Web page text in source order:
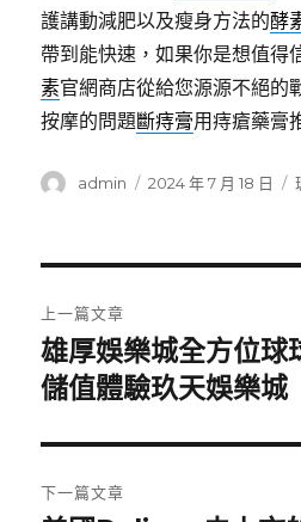
護講動減肥以及瘦身方法的酵
帶到能快速，如果你是想值得
素官網商店從給您源源不絕的
按摩的問題斷痔膏用痔瘡藥膏
作
admin
發
2024 年 7 月 18 日
章
導
覽
上一篇文章
上
一
文
章:
雄厚娛樂城全方位
儲值體驗玖天娛樂城
下一篇文章